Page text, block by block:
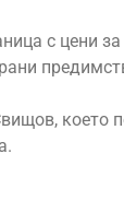
с цени
което